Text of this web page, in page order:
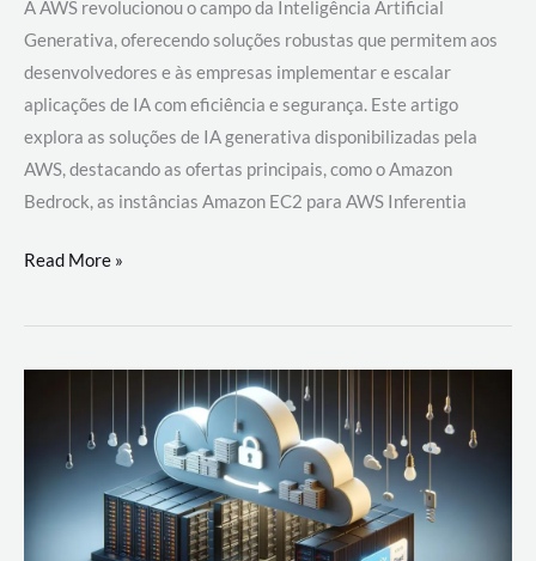
A AWS revolucionou o campo da Inteligência Artificial
Generativa, oferecendo soluções robustas que permitem aos
desenvolvedores e às empresas implementar e escalar
aplicações de IA com eficiência e segurança. Este artigo
explora as soluções de IA generativa disponibilizadas pela
AWS, destacando as ofertas principais, como o Amazon
Bedrock, as instâncias Amazon EC2 para AWS Inferentia
Utilizando
Soluções
AWS
Read More »